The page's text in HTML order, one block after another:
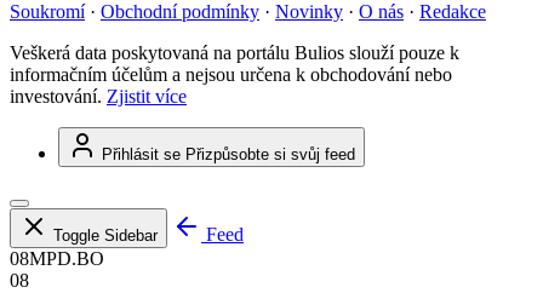
Soukromí · Obchodní podmínky · Novinky · O nás · Redakce
Veškerá data poskytovaná na portálu Bulios slouží pouze k
informačním účelům a nejsou určena k obchodování nebo
investování. Zjistit více
Přihlásit se Přizpůsobte si svůj feed
Toggle Sidebar
Feed
08MPD.BO
08